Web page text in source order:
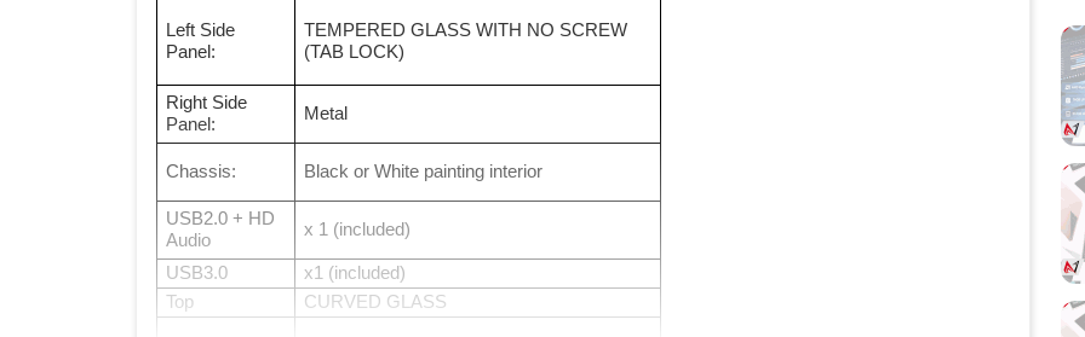
Left Side
Panel:
TEMPERED GLASS WITH NO SCREW
(TAB LOCK)
Right Side
Panel:
Metal
Chassis: Black or White painting interior
USB2.0 + HD
Audio
x 1 (included)
USB3.0
x1 (included)
Top
CURVED GLASS